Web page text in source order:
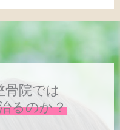
骨院では
るのか？